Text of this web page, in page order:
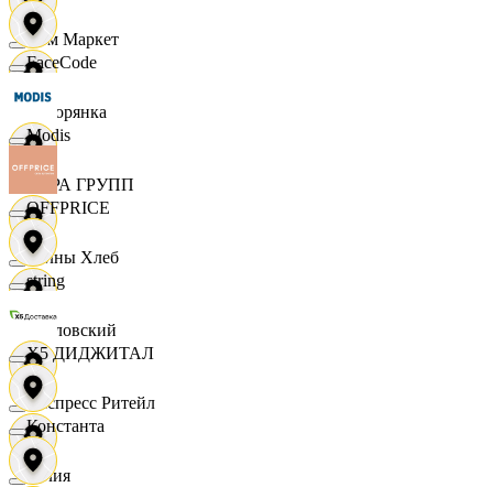
Хом Маркет
Хуторянка
ЦЕРА ГРУПП
Челны Хлеб
Чкаловский
Экспресс Ритейл
Юлия
FaceCode
Modis
OFFPRICE
string
X5 ДИДЖИТАЛ
Константа